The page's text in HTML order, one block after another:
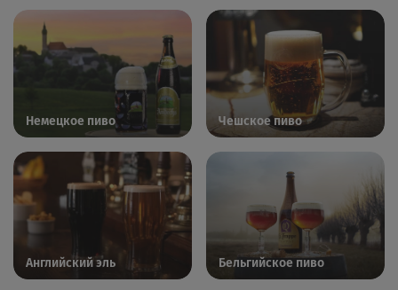
Немецкое пиво Чешское пиво
Английский эль Бельгийское пиво